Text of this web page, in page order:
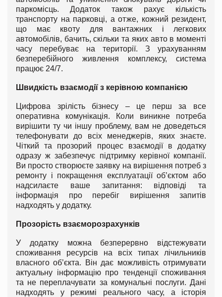
паркомісць. Додаток також рахує кількість
транспорту на парковці, а отже, кожний резидент,
що має квоту для вантажних і легкових
автомобілів, бачить, скільки та яких авто в моменті
часу перебуває на території. З урахуванням
безперебійного живлення комплексу, система
працює 24/7.
Швидкість взаємодії з керівною компанією
Цифрова зрілість бізнесу – це перш за все
оперативна комунікація. Коли виникне потреба
вирішити ту чи іншу проблему, вам не доведеться
телефонувати до всіх менеджерів, яких знаєте.
Чіткий та прозорий процес взаємодії в додатку
одразу ж забезпечує підтримку керівної компанії.
Ви просто створюєте заявку на вирішення потреб з
ремонту і покращення експлуатації об’єктом або
надсилаєте ваше запитання: відповіді та
інформація про перебіг вирішення запитів
надходять у додатку.
Прозорість взаєморозрахунків
У додатку можна безперервно відстежувати
споживання ресурсів на всіх типах лічильників
власного об’єкта. Він дає можливість отримувати
актуальну інформацію про тенденції споживання
та не переплачувати за комунальні послуги. Дані
надходять у режимі реального часу, а історія